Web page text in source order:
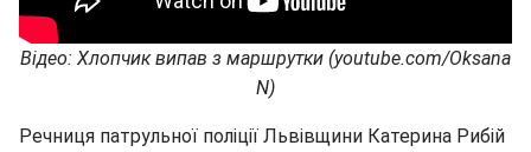
Відео: Хлопчик випав з маршрутки (youtube.com/Oksana
N)
Речниця патрульної поліції Львівщини Катерина Рибій